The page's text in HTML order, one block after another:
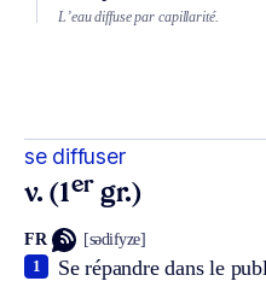
L’eau diffuse par capillarité.
se diffuser
v. (1er gr.)
FR [sədifyze]
Se répandre dans le
1